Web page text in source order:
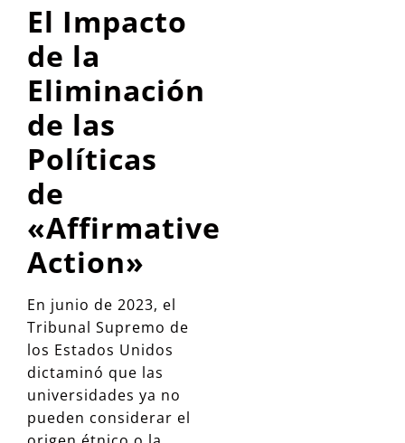
El Impacto
de la
Eliminación
de las
Políticas
de
«Affirmative
Action»
En junio de 2023, el
Tribunal Supremo de
los Estados Unidos
dictaminó que las
universidades ya no
pueden considerar el